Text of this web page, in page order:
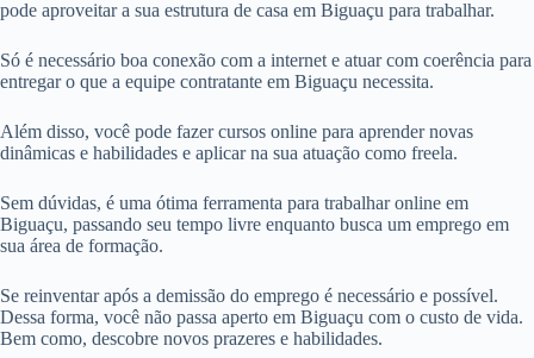
pode aproveitar a sua estrutura de casa em Biguaçu para trabalhar.
Só é necessário boa conexão com a internet e atuar com coerência para
entregar o que a equipe contratante em Biguaçu necessita.
Além disso, você pode fazer cursos online para aprender novas
dinâmicas e habilidades e aplicar na sua atuação como freela.
Sem dúvidas, é uma ótima ferramenta para trabalhar online em
Biguaçu, passando seu tempo livre enquanto busca um emprego em
sua área de formação.
Se reinventar após a demissão do emprego é necessário e possível.
Dessa forma, você não passa aperto em Biguaçu com o custo de vida.
Bem como, descobre novos prazeres e habilidades.